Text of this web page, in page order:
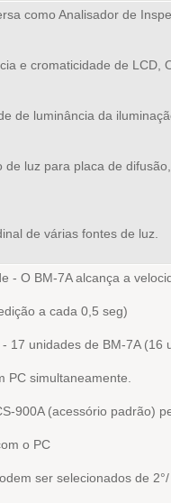
como Analisador de
e cromaticidade de LCD,
de luminância da
de luz para placa de
de várias fontes de luz.
- O BM-7A alcança a
a cada 0,5 seg)
17 unidades de BM-7A (16
PC simultaneamente.
900A (acessório padrão)
o PC
ser selecionados de 2°/